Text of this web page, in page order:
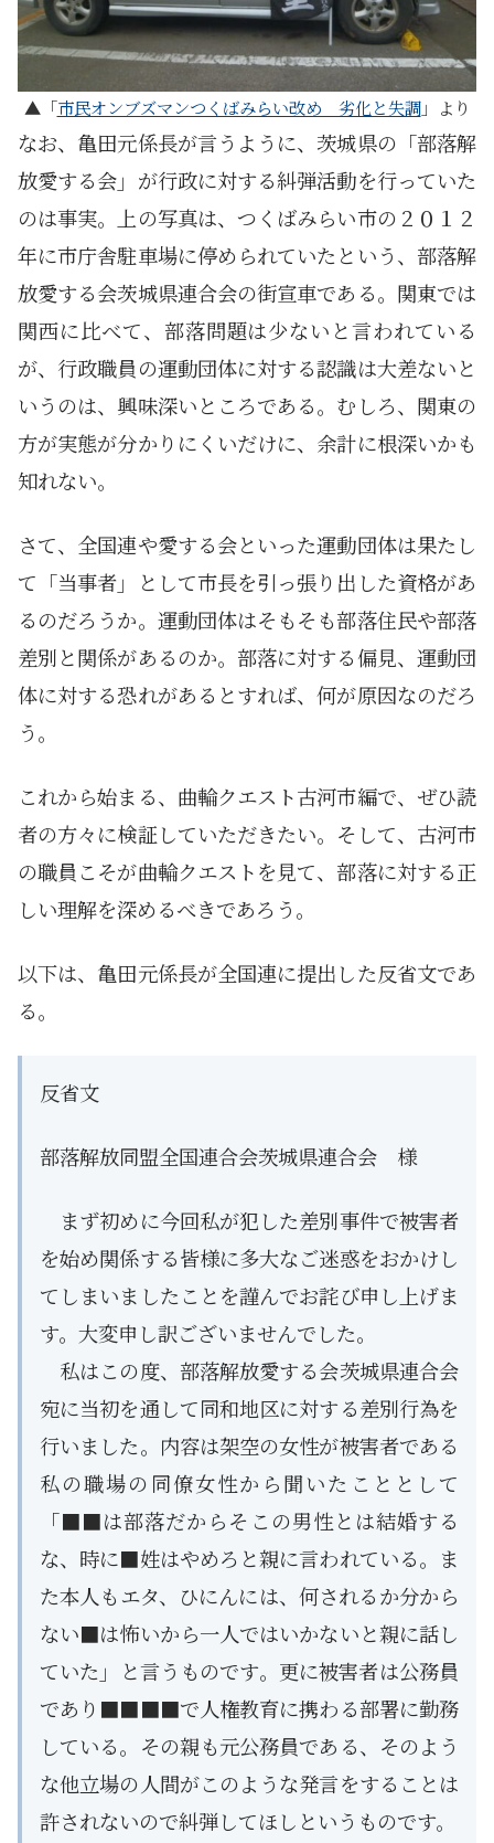
「市民オンブズマンつくばみらい改め 劣化と失調」より
なお、亀田元係長が言うように、茨城県の「部落解
放愛する会」が行政に対する糾弾活動を行っていた
のは事実。上の写真は、つくばみらい市の２０１２
年に市庁舎駐車場に停められていたという、部落解
放愛する会茨城県連合会の街宣車である。関東では
関西に比べて、部落問題は少ないと言われている
が、行政職員の運動団体に対する認識は大差ないと
いうのは、興味深いところである。むしろ、関東の
方が実態が分かりにくいだけに、余計に根深いかも
知れない。
さて、全国連や愛する会といった運動団体は果たし
て「当事者」として市長を引っ張り出した資格があ
るのだろうか。運動団体はそもそも部落住民や部落
差別と関係があるのか。部落に対する偏見、運動団
体に対する恐れがあるとすれば、何が原因なのだろ
う。
これから始まる、曲輪クエスト古河市編で、ぜひ読
者の方々に検証していただきたい。そして、古河市
の職員こそが曲輪クエストを見て、部落に対する正
しい理解を深めるべきであろう。
以下は、亀田元係長が全国連に提出した反省文であ
る。
反省文
部落解放同盟全国連合会茨城県連合会 様
まず初めに今回私が犯した差別事件で被害者
を始め関係する皆様に多大なご迷惑をおかけし
てしまいましたことを謹んでお詫び申し上げま
す。大変申し訳ございませんでした。
私はこの度、部落解放愛する会茨城県連合会
宛に当初を通して同和地区に対する差別行為を
行いました。内容は架空の女性が被害者である
私の職場の同僚女性から聞いたこととして
「■■は部落だからそこの男性とは結婚する
な、時に■姓はやめろと親に言われている。ま
た本人もエタ、ひにんには、何されるか分から
ない■は怖いから一人ではいかないと親に話し
ていた」と言うものです。更に被害者は公務員
であり■■■■で人権教育に携わる部署に勤務
している。その親も元公務員である、そのよう
な他立場の人間がこのような発言をすることは
許されないので糾弾してほしというものです。